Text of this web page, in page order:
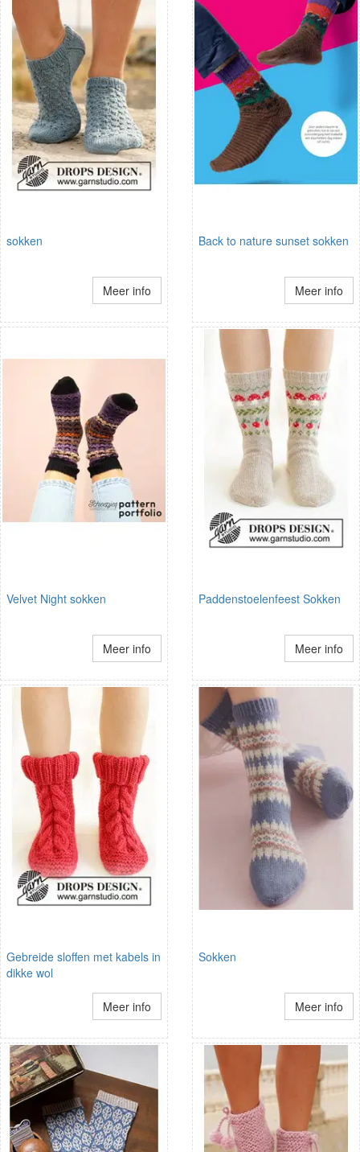
sokken
Meer info
Back to nature sunset sokken
Meer info
Velvet Night sokken
Meer info
Paddenstoelenfeest Sokken
Meer info
Gebreide sloffen met kabels in
dikke wol
Meer info
Sokken
Meer info